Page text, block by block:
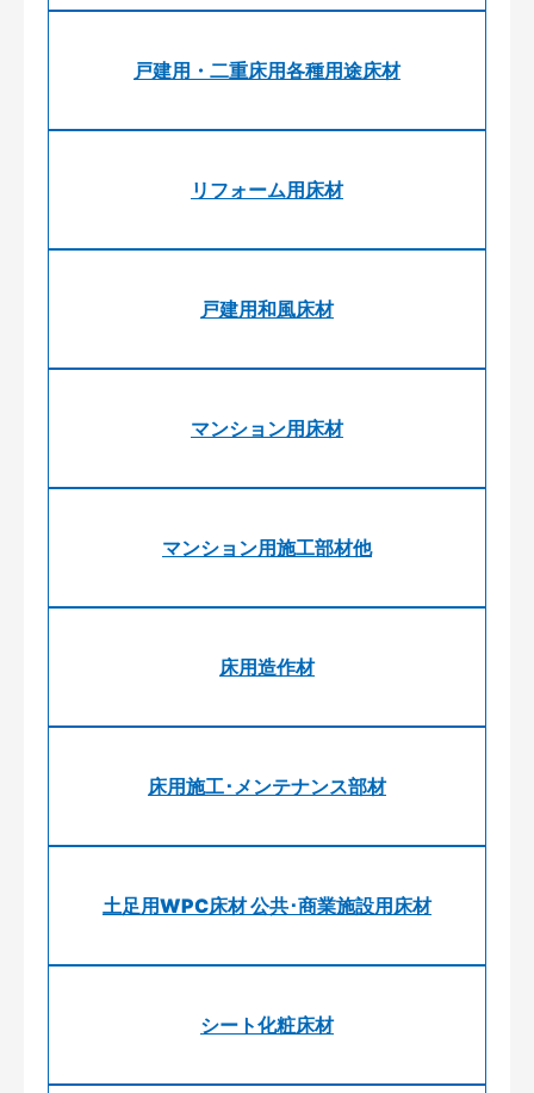
戸建用・二重床用各種用途床材
リフォーム用床材
戸建用和風床材
マンション用床材
マンション用施工部材他
床用造作材
床用施工･メンテナンス部材
土足用WPC床材 公共･商業施設用床材
シート化粧床材